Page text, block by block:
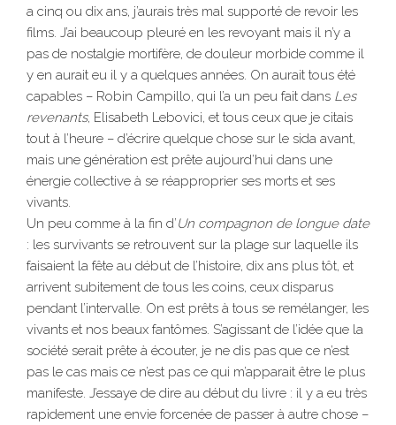
a cinq ou dix ans, j’aurais très mal supporté de revoir les
films. J’ai beaucoup pleuré en les revoyant mais il n’y a
pas de nostalgie mortifère, de douleur morbide comme il
y en aurait eu il y a quelques années. On aurait tous été
capables – Robin Campillo, qui l’a un peu fait dans Les
revenants, Elisabeth Lebovici, et tous ceux que je citais
tout à l’heure – d’écrire quelque chose sur le sida avant,
mais une génération est prête aujourd’hui dans une
énergie collective à se réapproprier ses morts et ses
vivants.
Un peu comme à la fin d’Un compagnon de longue date
: les survivants se retrouvent sur la plage sur laquelle ils
faisaient la fête au début de l’histoire, dix ans plus tôt, et
arrivent subitement de tous les coins, ceux disparus
pendant l’intervalle. On est prêts à tous se remélanger, les
vivants et nos beaux fantômes. S’agissant de l’idée que la
société serait prête à écouter, je ne dis pas que ce n’est
pas le cas mais ce n’est pas ce qui m’apparait être le plus
manifeste. J’essaye de dire au début du livre : il y a eu très
rapidement une envie forcenée de passer à autre chose –